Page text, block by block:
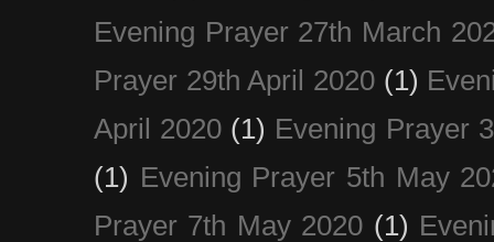
Evening Prayer 27th March
Prayer 29th April 2020 (1)
April 2020 (1) Evening Prayer
(1) Evening Prayer 5th May
Prayer 7th May 2020 (1)